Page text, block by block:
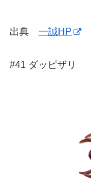
出典 一誠HP
#41 ダッピザリ